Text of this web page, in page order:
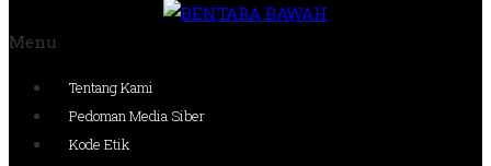
Menu
Tentang Kami
Pedoman Media Siber
Kode Etik